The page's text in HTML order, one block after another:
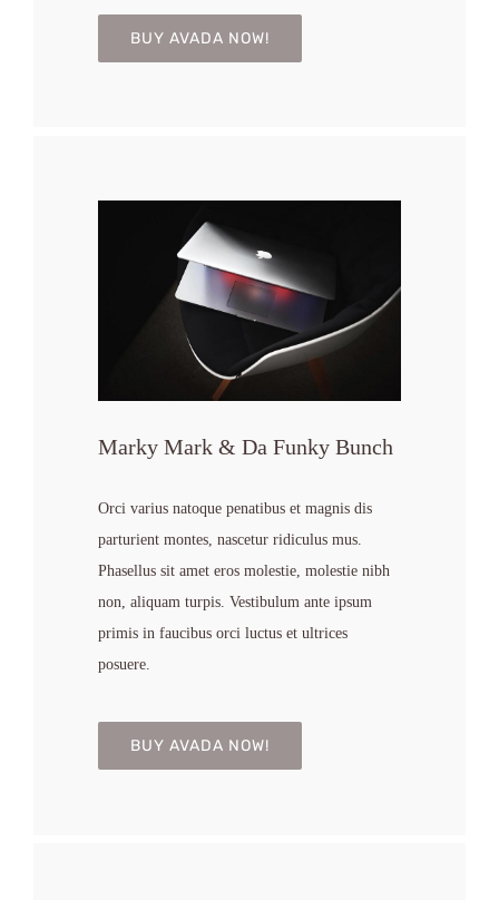
BUY AVADA NOW!
Marky Mark & Da Funky Bunch
Orci varius natoque penatibus et magnis dis
parturient montes, nascetur ridiculus mus.
Phasellus sit amet eros molestie, molestie nibh
non, aliquam turpis. Vestibulum ante ipsum
primis in faucibus orci luctus et ultrices
posuere.
BUY AVADA NOW!